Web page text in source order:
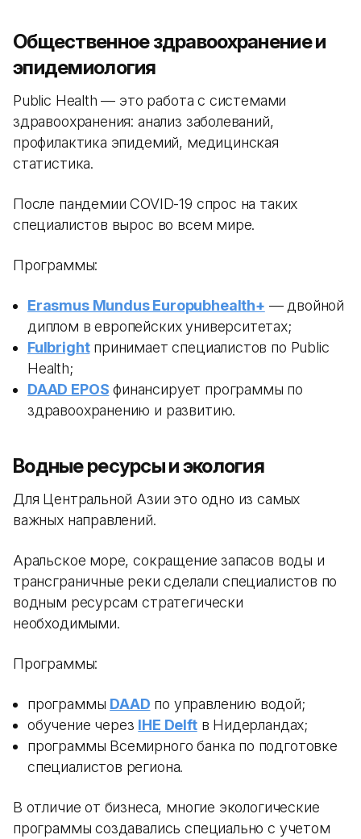
Общественное здравоохранение и
эпидемиология
Public Health — это работа с системами
здравоохранения: анализ заболеваний,
профилактика эпидемий, медицинская
статистика.
После пандемии COVID-19 спрос на таких
специалистов вырос во всем мире.
Программы:
Erasmus Mundus Europubhealth+ — двойной
диплом в европейских университетах;
Fulbrightпринимает специалистов по Public
Health;
DAAD EPOS финансирует программы по
здравоохранению и развитию.
Водные ресурсы и экология
Для Центральной Азии это одно из самых
важных направлений.
Аральское море, сокращение запасов воды и
трансграничные реки сделали специалистов по
водным ресурсам стратегически
необходимыми.
Программы:
программы DAAD по управлению водой;
обучение через IHE Delftв Нидерландах;
программы Всемирного банка по подготовке
специалистов региона.
В отличие от бизнеса, многие экологические
программы создавались специально с учетом